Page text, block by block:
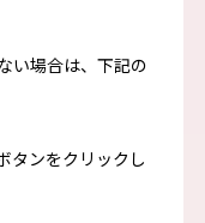
い場合は、下記の
タンをクリックし